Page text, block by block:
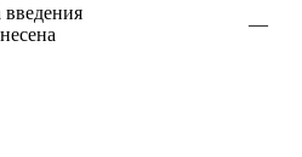
введения
—